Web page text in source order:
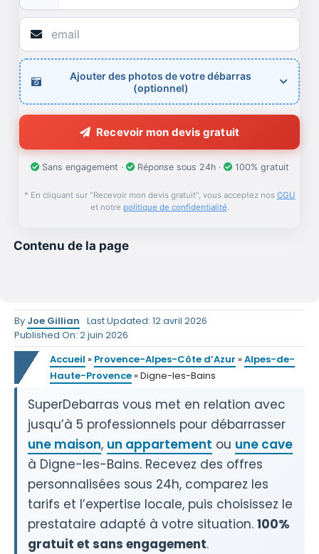
Ajouter des photos de votre débarras
(optionnel)
Recevoir mon devis gratuit
Sans engagement · Réponse sous 24h · 100% gratuit
* En cliquant sur "Recevoir mon devis gratuit", vous acceptez nos CGU
et notre politique de confidentialité.
Contenu de la page
By Joe Gillian Last Updated: 12 avril 2026
Published On: 2 juin 2026
Accueil » Provence-Alpes-Côte d’Azur »Alpes-de-
Haute-Provence »Digne-les-Bains
SuperDebarras vous met en relation avec
jusqu’à 5 professionnels pour débarrasser
une maison, un appartement ou une cave
à Digne-les-Bains. Recevez des offres
personnalisées sous 24h, comparez les
tarifs et l’expertise locale, puis choisissez le
prestataire adapté à votre situation. 100%
gratuit et sans engagement.